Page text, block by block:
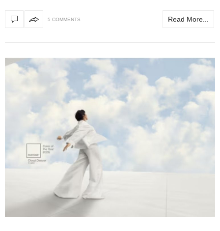
5 COMMENTS Read More...